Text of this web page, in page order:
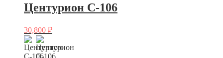
Центурион C-106
30,800 ₽